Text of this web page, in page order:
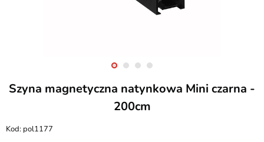
Szyna magnetyczna natynkowa Mini czarna -
200cm
pol1177